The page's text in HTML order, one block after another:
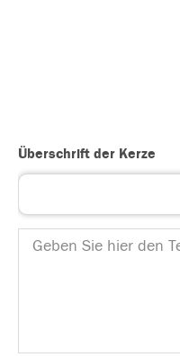
Überschrift der Kerze